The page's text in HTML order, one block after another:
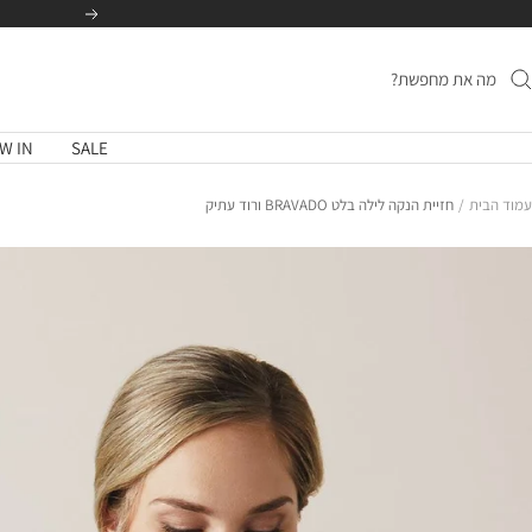
הקודם
SALE
IN
עמוד הבית חזיית הנקה לילה בלט BRAVADO ורוד עתיק